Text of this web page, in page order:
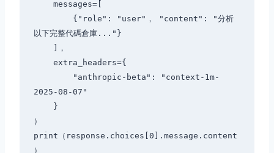
以下完整代碼倉庫..."}
2025-08-07"
）
print（response.choices[0].message.content